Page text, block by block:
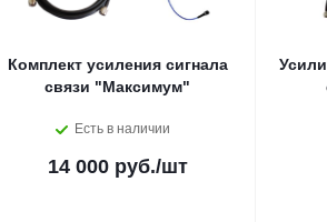
Комплект усиления сигнала
связи "Максимум"
Есть в наличии
14 000 руб./шт